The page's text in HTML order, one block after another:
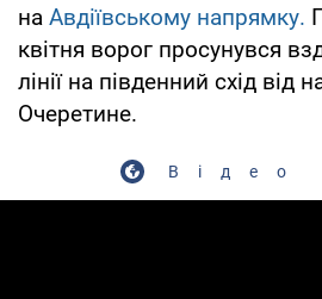
на Авдіївському напрямку.
квітня ворог просунувся
лінії на південний схід від
Очеретине.
Відео